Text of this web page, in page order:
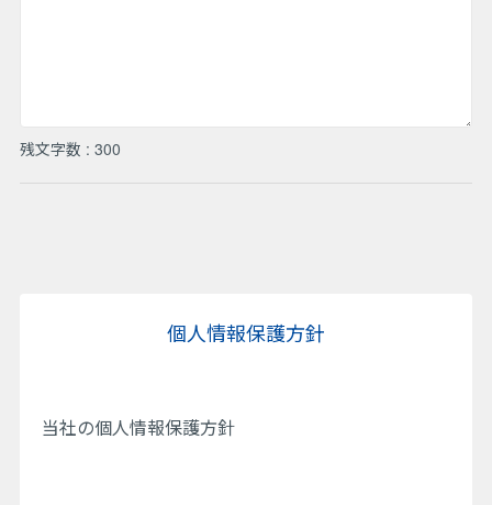
残文字数 : 300
個人情報保護方針
当社の個人情報保護方針